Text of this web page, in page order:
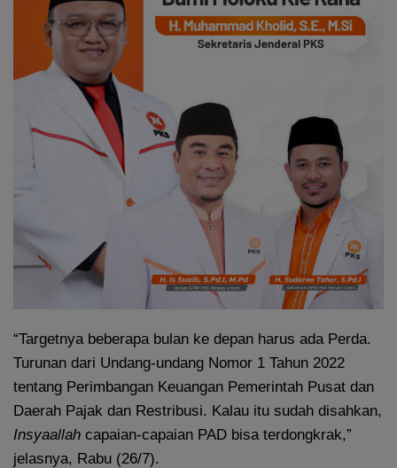
“Targetnya beberapa bulan ke depan harus ada Perda.
Turunan dari Undang-undang Nomor 1 Tahun 2022
tentang Perimbangan Keuangan Pemerintah Pusat dan
Daerah Pajak dan Restribusi. Kalau itu sudah disahkan,
Insyaallah capaian-capaian PAD bisa terdongkrak,”
jelasnya, Rabu (26/7).